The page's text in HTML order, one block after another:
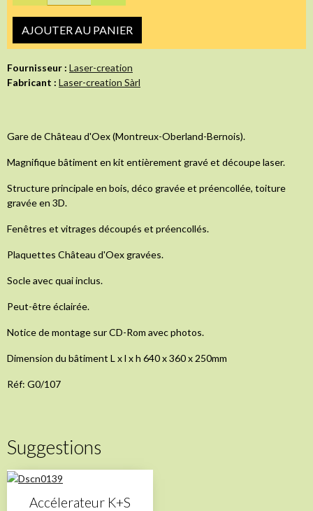
AJOUTER AU PANIER
Fournisseur : Laser-creation
Fabricant : Laser-creation Sàrl
Gare de Château d'Oex (Montreux-Oberland-Bernois).
Magnifique bâtiment en kit entièrement gravé et découpe laser.
Structure principale en bois, déco gravée et préencollée, toiture
gravée en 3D.
Fenêtres et vitrages découpés et préencollés.
Plaquettes Château d'Oex gravées.
Socle avec quai inclus.
Peut-être éclairée.
Notice de montage sur CD-Rom avec photos.
Dimension du bâtiment L x l x h 640 x 360 x 250mm
Réf: G0/107
Suggestions
Accélerateur K+S